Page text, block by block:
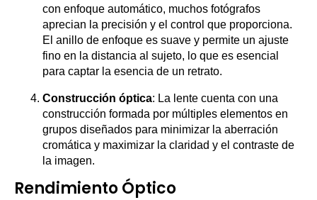
con enfoque automático, muchos fotógrafos
aprecian la precisión y el control que proporciona.
El anillo de enfoque es suave y permite un ajuste
fino en la distancia al sujeto, lo que es esencial
para captar la esencia de un retrato.
Construcción óptica: La lente cuenta con una
construcción formada por múltiples elementos en
grupos diseñados para minimizar la aberración
cromática y maximizar la claridad y el contraste de
la imagen.
Rendimiento Óptico